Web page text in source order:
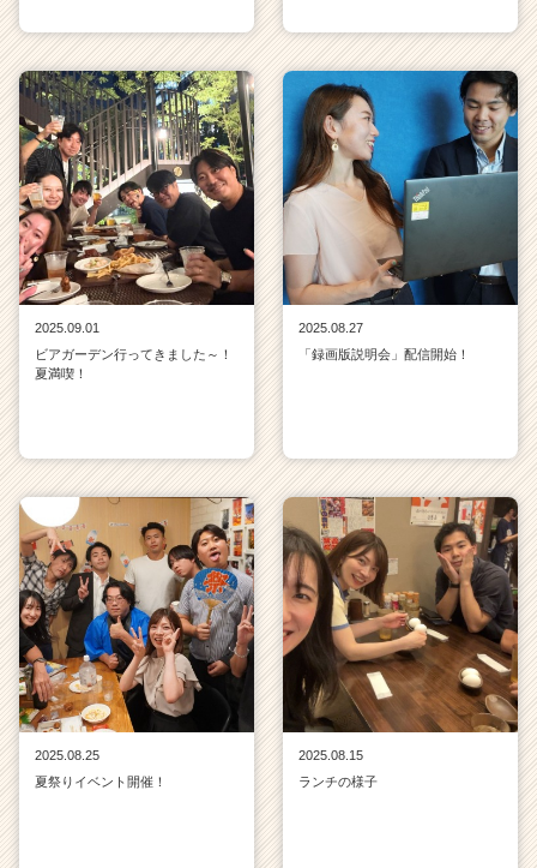
2025.09.01
ビアガーデン行ってきました～！
夏満喫！
2025.08.27
「録画版説明会」配信開始！
2025.08.25
夏祭りイベント開催！
2025.08.15
ランチの様子